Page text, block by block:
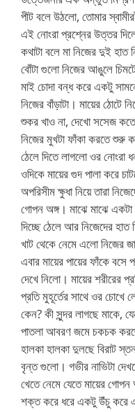
পীট বলে উঠলো, তোমার
এই নোংরা প্রশ্নের উত্তর
কথাটা বলে মা নিজের দুই হাত
বোঁটা গুলো নিজের আঙুলে
মাই চোদা বন্ধ করে একটু
নিজের বাঁড়াটা। মায়ের ঠোটে
শুকর খাও না, দেখো সসেজ
নিজের মুখটা ফাঁকা করতে শুরু
ঠেলে দিতে লাগলো ওর নোংরা
ওদিকে মায়ের গুদ পালা করে
অপরিসীম ক্ষুধা নিয়ে তারা
গোপন অঙ্গ। মাঝে মাঝে
দিচ্ছে ঠেলে আর নিজেদের
খাট থেকে নেমে এলো নিজের
এবার মায়ের পায়ের ফাঁকে
দেখে নিলো। মায়ের শরীরের
প্রতি মুহূর্তের সাথে ওর চোখে
কেন? কী সুন্দর লাগছে মাকে,
পাতলা আবরণ জমে চকচক
হালকা হালকা দুলছে বিরাট
বৃন্ত গুলো। গভীর নাভিটা
খেতে নেমে যেতে মায়ের
শক্ত করে ধরে একটু উঁচু করে